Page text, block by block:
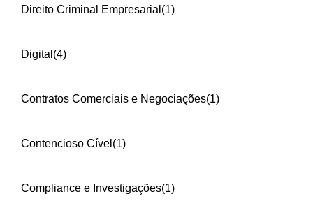
Direito Criminal Empresarial (1)
Digital (4)
Contratos Comerciais e Negociações(1)
Contencioso Cível (1)
Compliance e Investigações(1)